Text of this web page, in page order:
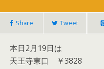
Share Tweet
本日2月19日は
天王寺東口 ￥3828